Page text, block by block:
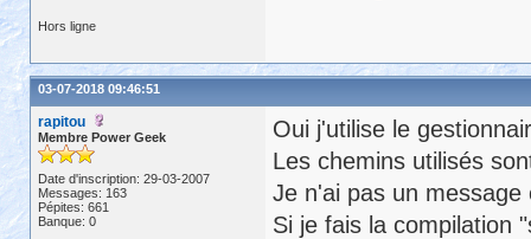
Hors ligne
03-07-2018 09:46:51
rapitou
Membre Power Geek
Date d'inscription: 29-03-2007
Messages: 163
Pépites: 661
Banque: 0
Oui j'utilise le
Les chemins utilisés
Je n'ai pas un
Si je fais la compilation